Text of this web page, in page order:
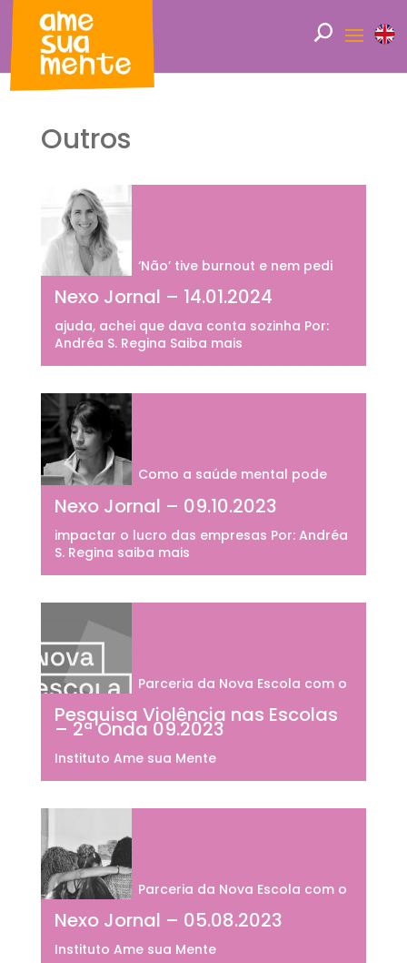
Outros
Nexo Jornal – 14.01.2024
‘Não’ tive burnout e nem pedi
ajuda, achei que dava conta sozinha Por:
Andréa S. Regina Saiba mais
Nexo Jornal – 09.10.2023
Como a saúde mental pode
impactar o lucro das empresas Por: Andréa
S. Regina saiba mais
Pesquisa Violência nas Escolas
– 2ª Onda 09.2023
Parceria da Nova Escola com o
Instituto Ame sua Mente
Nexo Jornal – 05.08.2023
Parceria da Nova Escola com o
Instituto Ame sua Mente